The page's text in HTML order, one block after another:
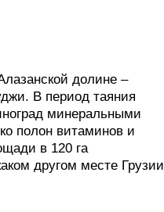
долине –
В период таяния
минеральными
полон витаминов и
в 120 га
другом месте Грузии